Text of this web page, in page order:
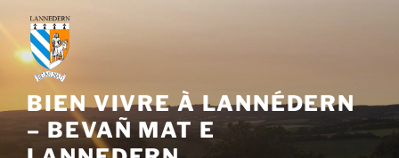
contenu
principal
BIEN VIVRE À LANNÉDERN
– BEVAÑ MAT E